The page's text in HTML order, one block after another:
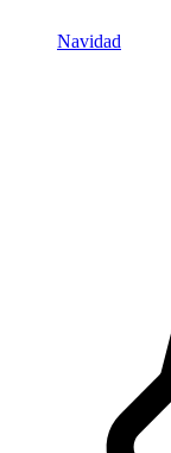
Navidad